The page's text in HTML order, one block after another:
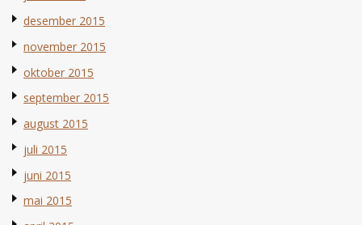
desember 2015
november 2015
oktober 2015
september 2015
august 2015
juli 2015
juni 2015
mai 2015